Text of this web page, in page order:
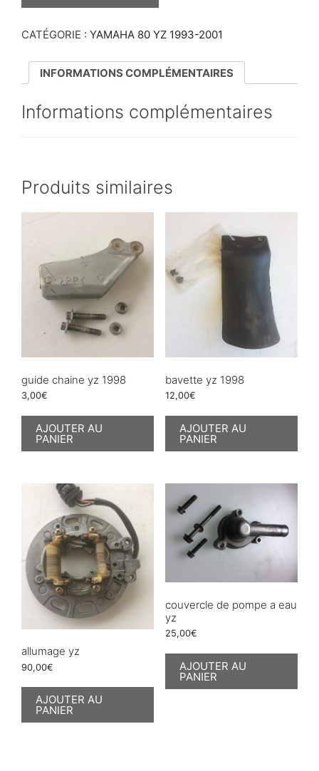
YZ
CATÉGORIE : YAMAHA 80 YZ 1993-2001
INFORMATIONS COMPLÉMENTAIRES
Informations complémentaires
Produits similaires
guide chaine yz 1998
3,00€
AJOUTER AU
PANIER
bavette yz 1998
12,00€
AJOUTER AU
PANIER
allumage yz
90,00€
AJOUTER AU
PANIER
couvercle de pompe a eau
yz
25,00€
AJOUTER AU
PANIER